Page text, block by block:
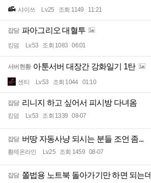
샤이쓰 Lv.25 조회 1149 11:21
잡담 파아그리오 대혈투
킹덤 Lv.53 조회 1083 06:01
서버현황 아툰서버 대장간 강화일기 1탄
센티 Lv.53 조회 1044 01:10
잡담 리니지 하고 싶어서 피시방 다녀옴
킹덤 Lv.53 조회 1339 08-07
잡담 버땅 자동사냥 되시는 분들 조언 좀...
황제온라인 Lv.25 조회 1459 08-07
잡담 쫄법용 노트북 돌아가기만 하면 되는데